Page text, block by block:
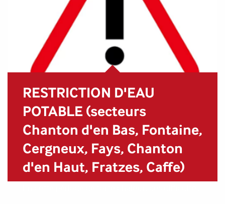
RESTRICTION D'EAU
POTABLE (secteurs
Chanton d'en Bas, Fontaine,
Cergneux, Fays, Chanton
d'en Haut, Fratzes, Caffe)